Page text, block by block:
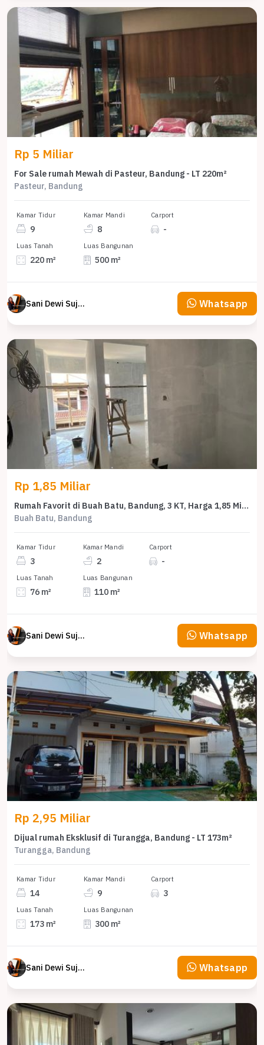
Rp 5 Miliar
For Sale rumah Mewah di Pasteur, Bandung - LT 220m²
Pasteur, Bandung
Kamar Tidur
9
Kamar Mandi
8
Carport
-
Luas Tanah
220 m²
Luas Bangunan
500 m²
Sani Dewi Sujono Whatsapp
Rp 1,85 Miliar
Rumah Favorit di Buah Batu, Bandung, 3 KT, Harga 1,85 Miliar
Buah Batu, Bandung
Kamar Tidur
3
Kamar Mandi
2
Carport
-
Luas Tanah
76 m²
Luas Bangunan
110 m²
Sani Dewi Sujono Whatsapp
Rp 2,95 Miliar
Dijual rumah Eksklusif di Turangga, Bandung - LT 173m²
Turangga, Bandung
Kamar Tidur
14
Kamar Mandi
9
Carport
3
Luas Tanah
173 m²
Luas Bangunan
300 m²
Sani Dewi Sujono Whatsapp